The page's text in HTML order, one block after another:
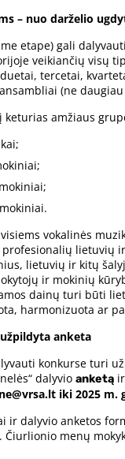
– nuo darželio
etape) gali
veikiančių visų
tercetai,
(ne
keturias amžiaus
vokalinės
lietuvių
lietuvių ir kitų
ir mokinių
dainų turi būti
harmonizuota ar
anketa
konkurse turi
dalyvio anketą
iki 2025 m.
ir dalyvio anketos
Čiurlionio menų